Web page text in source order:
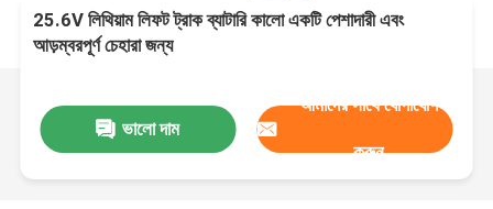
25.6V লিথিয়াম লিফট ট্রাক ব্যাটারি কালো একটি পেশাদারী এবং
আড়ম্বরপূর্ণ চেহারা জন্য
ভালো দাম
আমাদের সাথে যোগাযোগ
করুন